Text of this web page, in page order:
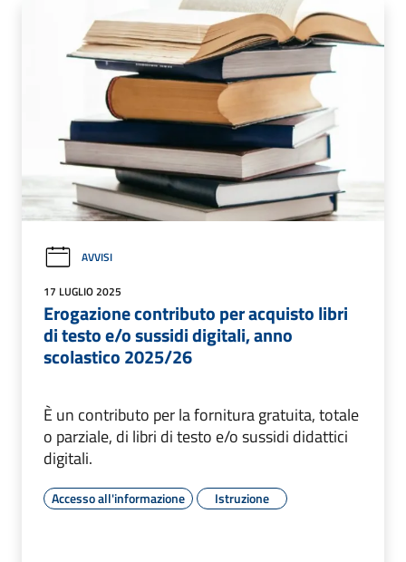
AVVISI
17 LUGLIO 2025
Erogazione contributo per acquisto libri
di testo e/o sussidi digitali, anno
scolastico 2025/26
È un contributo per la fornitura gratuita, totale
o parziale, di libri di testo e/o sussidi didattici
digitali.
Accesso all'informazione Istruzione